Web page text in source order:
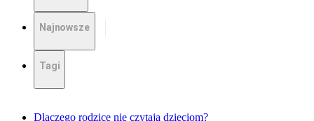
Najnowsze
Tagi
Dlaczego rodzice nie czytają dzieciom?